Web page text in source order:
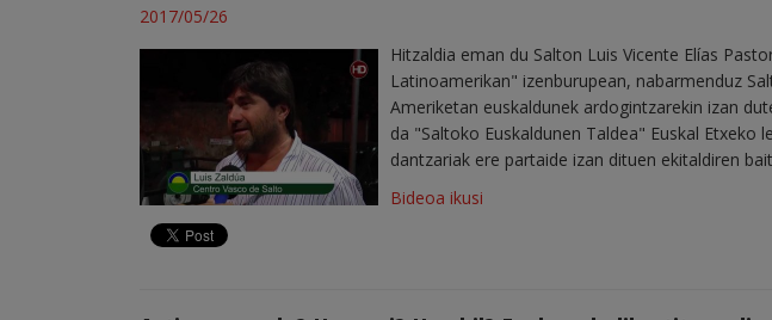
2017/05/26
Hitzaldia eman du Salton Luis Vicente Elías
Latinoamerikan" izenburupean, nabarmenduz
Ameriketan euskaldunek ardogintzarekin izan
da "Saltoko Euskaldunen Taldea" Euskal Etxeko
dantzariak ere partaide izan dituen ekitaldiren
Bideoa ikusi